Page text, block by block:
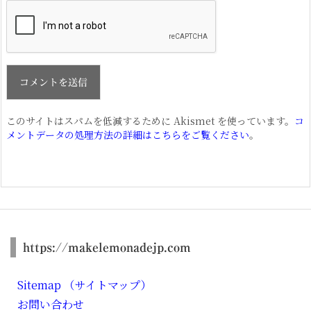
このサイトはスパムを低減するために Akismet を使っています。 コ
メントデータの処理方法の詳細はこちらをご覧ください。
https://makelemonadejp.com
Sitemap （サイトマップ）
お問い合わせ